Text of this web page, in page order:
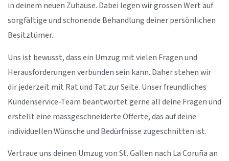
in deinem neuen Zuhause. Dabei legen wir grossen Wert auf
sorgfältige und schonende Behandlung deiner persönlichen
Besitztümer.
Uns ist bewusst, dass ein Umzug mit vielen Fragen und
Herausforderungen verbunden sein kann. Daher stehen wir
dir jederzeit mit Rat und Tat zur Seite. Unser freundliches
Kundenservice-Team beantwortet gerne all deine Fragen und
erstellt eine massgeschneiderte Offerte, das auf deine
individuellen Wünsche und Bedürfnisse zugeschnitten ist.
Vertraue uns deinen Umzug von St. Gallen nach La Coruña an